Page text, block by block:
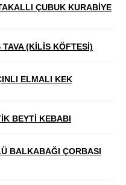
ÇUBUK KURABİYE
TAVA (KİLİS KÖFTESİ)
ELMALI KEK
BEYTİ KEBABI
BALKABAĞI ÇORBASI